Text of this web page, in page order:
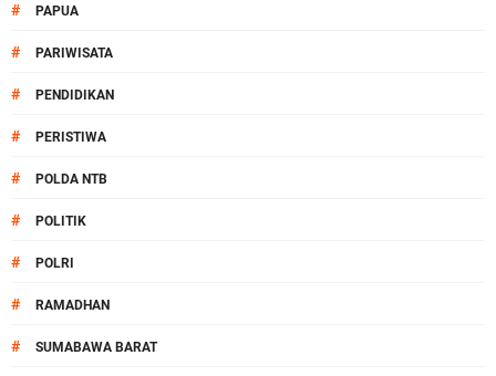
# PAPUA
# PARIWISATA
# PENDIDIKAN
# PERISTIWA
# POLDA NTB
# POLITIK
# POLRI
# RAMADHAN
# SUMABAWA BARAT